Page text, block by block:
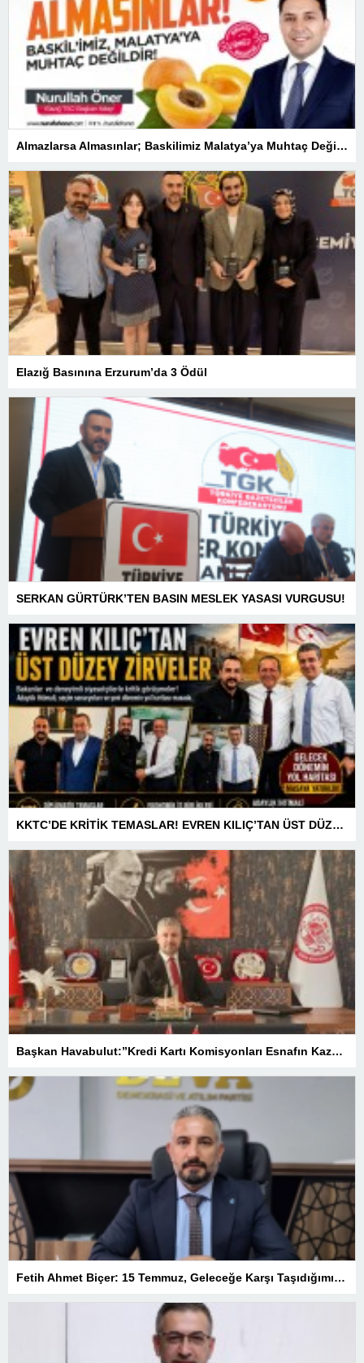
Almazlarsa Almasınlar; Baskilimiz Malatya’ya Muhtaç Değildir
Elazığ Basınına Erzurum’da 3 Ödül
SERKAN GÜRTÜRK’TEN BASIN MESLEK YASASI VURGUSU!
KKTC’DE KRİTİK TEMASLAR! EVREN KILIÇ’TAN ÜST DÜZEY ZİRVELER
Başkan Havabulut:”Kredi Kartı Komisyonları Esnafın Kazancını Eritiyor”
Fetih Ahmet Biçer: 15 Temmuz, Geleceğe Karşı Taşıdığımız Sorumluluğu Hatırlatan Bir Milattır